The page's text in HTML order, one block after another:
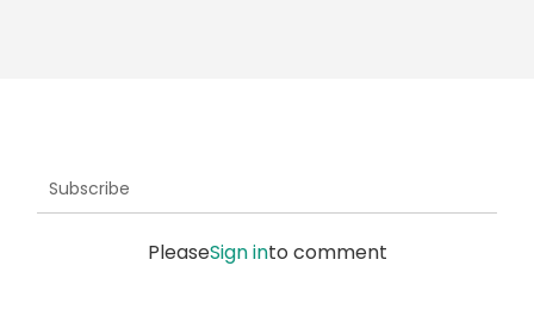
Subscribe
PleaseSign into comment